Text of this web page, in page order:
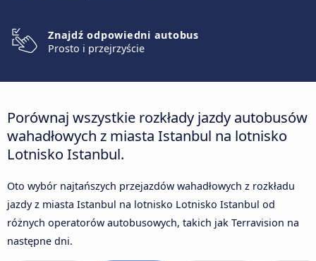
Znajdź odpowiedni autobus
Prosto i przejrzyście
Porównaj wszystkie rozkłady jazdy autobusów
wahadłowych z miasta Istanbul na lotnisko
Lotnisko Istanbul.
Oto wybór najtańszych przejazdów wahadłowych z rozkładu
jazdy z miasta Istanbul na lotnisko Lotnisko Istanbul od
różnych operatorów autobusowych, takich jak Terravision na
następne dni.